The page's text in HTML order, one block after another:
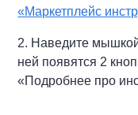
«Маркетплейс
2. Наведите
ней появятся 2
«Подробнее про